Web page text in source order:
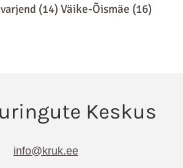
varjend (14) Väike-Õismäe (16)
info@kruk.ee